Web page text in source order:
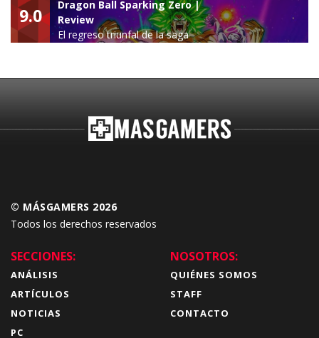
9.0
Dragon Ball Sparking Zero |
Review
El regreso triunfal de la saga
© MÁSGAMERS 2026
Todos los derechos reservados
SECCIONES:
ANÁLISIS
ARTÍCULOS
NOTICIAS
PC
NOSOTROS:
QUIÉNES SOMOS
STAFF
CONTACTO